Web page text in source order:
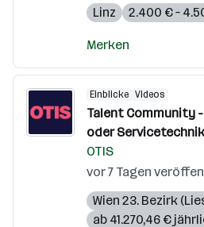
Linz
2.400 € –
Merken
Einblicke Videos
Talent Community
oder
OTIS
vor 7 Tagen
Wien 23. Bezirk
ab 41.270,46 €